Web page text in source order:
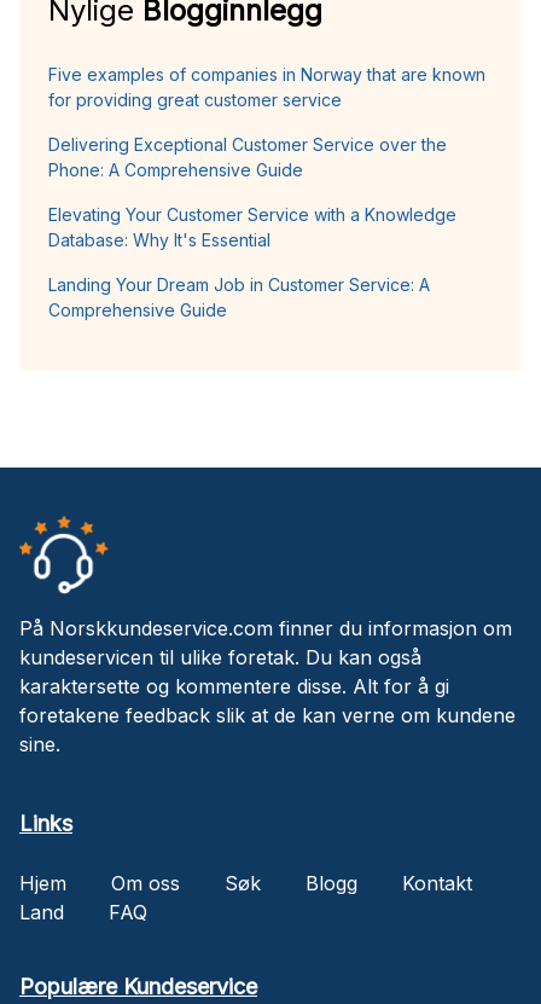
Nylige Blogginnlegg
Five examples of companies in Norway that are known
for providing great customer service
Delivering Exceptional Customer Service over the
Phone: A Comprehensive Guide
Elevating Your Customer Service with a Knowledge
Database: Why It's Essential
Landing Your Dream Job in Customer Service: A
Comprehensive Guide
På Norskkundeservice.com finner du informasjon om
kundeservicen til ulike foretak. Du kan også
karaktersette og kommentere disse. Alt for å gi
foretakene feedback slik at de kan verne om kundene
sine.
Links
Hjem Om oss Søk Blogg
Kontakt
Land
FAQ
Populære Kundeservice